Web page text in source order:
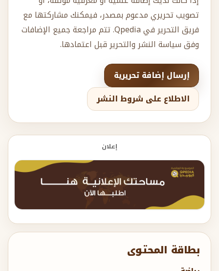
بطاقة المحتوى
تصويب تحريري مدعوم بمصدر، فيمكنك مشاركتها مع
فريق التحرير في Qpedia. تتم مراجعة جميع الإضافات
وفق سياسة النشر والتحرير قبل اعتمادها.
إرسال إضافة تحريرية
الاطلاع على شروط النشر
إعلان